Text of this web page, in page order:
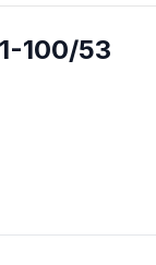
100/53